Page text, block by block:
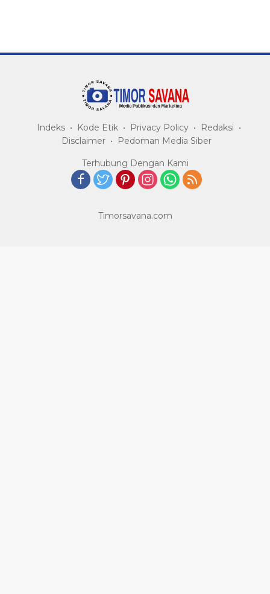
Indeks Kode Etik Privacy Policy
Redaksi
Disclaimer
Pedoman Media Siber
Terhubung Dengan Kami
Timorsavana.com